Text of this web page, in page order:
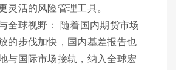
灵活的风险管理工具。
全球视野： 随着国内期货市场
的步伐加快，国内基差报告也
与国际市场接轨，纳入全球宏